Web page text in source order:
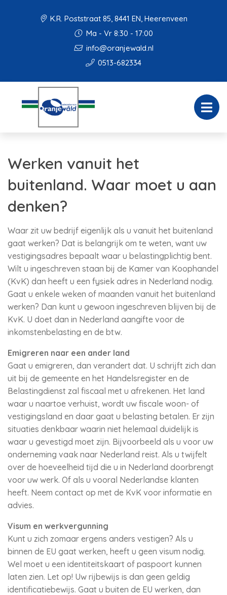
K.R. Poststraat 85, 8441 EN, Heerenveen
Ma - Vr 8:30 - 17:00
info@oranjewald.nl
0513-682334
Werken vanuit het
buitenland. Waar moet u aan
denken?
Waar zit uw bedrijf eigenlijk als u vanuit het buitenland
gaat werken? Dat is belangrijk om te weten, want uw
vestigingsadres bepaalt waar u belastingplichtig bent.
Wilt u ingeschreven staan bij de Kamer van Koophandel
(KvK) dan heeft u een fysiek adres in Nederland nodig.
Gaat u enkele weken of maanden vanuit het buitenland
werken? Dan kunt u gewoon ingeschreven blijven bij de
KvK. U doet dan in Nederland aangifte voor de
inkomstenbelasting en de btw.
Emigreren naar een ander land
Gaat u emigreren, dan verandert dat. U schrijft zich dan
uit bij de gemeente en het Handelsregister en de
Belastingdienst zal fiscaal met u afrekenen. Het land
waar u naartoe verhuist, wordt uw fiscale woon- of
vestigingsland en daar gaat u belasting betalen. Er zijn
situaties denkbaar waarin niet helemaal duidelijk is
waar u gevestigd moet zijn. Bijvoorbeeld als u voor uw
onderneming vaak naar Nederland reist. Als u twijfelt
over de hoeveelheid tijd die u in Nederland doorbrengt
voor uw werk. Of als u vooral Nederlandse klanten
heeft. Neem contact op met de KvK voor informatie en
advies.
Visum en werkvergunning
Kunt u zich zomaar ergens anders vestigen? Als u
binnen de EU gaat werken, heeft u geen visum nodig.
Wel moet u een identiteitskaart of paspoort kunnen
laten zien. Let op! Uw rijbewijs is dan geen geldig
identificatiebewijs. Gaat u buiten de EU werken, dan